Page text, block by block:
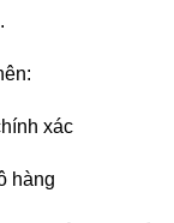
xác
hàng